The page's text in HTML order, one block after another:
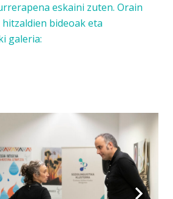
eskaini zuten. Orain
bideoak eta
galeria: